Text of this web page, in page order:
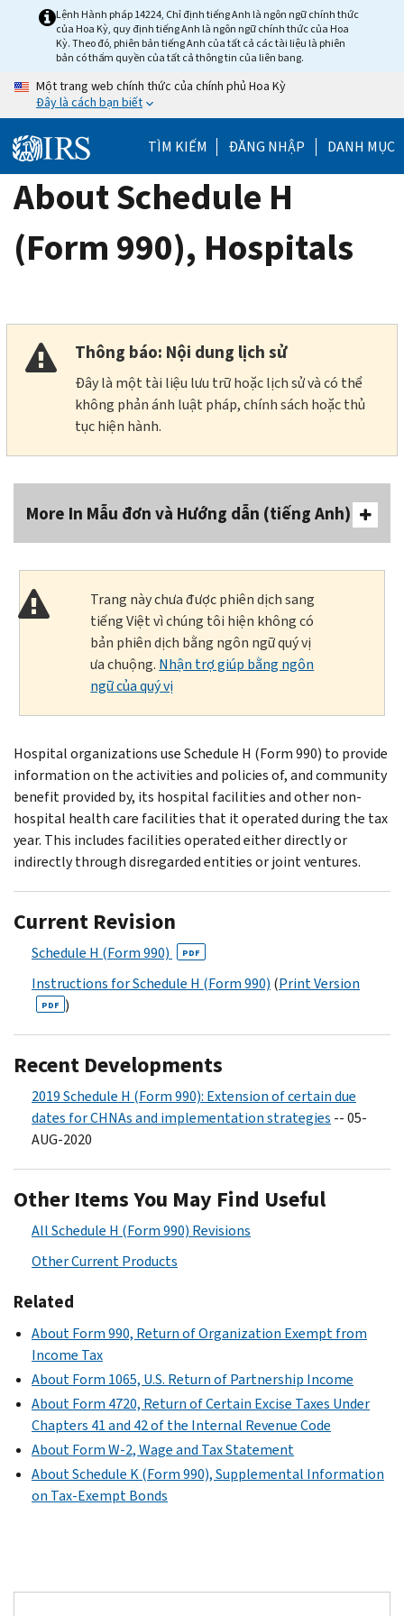
Lệnh Hành pháp 14224, Chỉ định tiếng Anh là ngôn ngữ chính thức
của Hoa Kỳ, quy định tiếng Anh là ngôn ngữ chính thức của Hoa
Kỳ. Theo đó, phiên bản tiếng Anh của tất cả các tài liệu là phiên
bản có thẩm quyền của tất cả thông tin của liên bang.
Một trang web chính thức của chính phủ Hoa Kỳ
Đây là cách bạn biết
TÌM KIẾM ĐĂNG NHẬP DANH MỤC
About Schedule H
(Form 990), Hospitals
Thông báo: Nội dung lịch sử
Đây là một tài liệu lưu trữ hoặc lịch sử và có thể
không phản ánh luật pháp, chính sách hoặc thủ
tục hiện hành.
More In Mẫu đơn và Hướng dẫn (tiếng Anh)
Trang này chưa được phiên dịch sang
tiếng Việt vì chúng tôi hiện không có
bản phiên dịch bằng ngôn ngữ quý vị
ưa chuộng. Nhận trợ giúp bằng ngôn
ngữ của quý vị
Hospital organizations use Schedule H (Form 990) to provide
information on the activities and policies of, and community
benefit provided by, its hospital facilities and other non-
hospital health care facilities that it operated during the tax
year. This includes facilities operated either directly or
indirectly through disregarded entities or joint ventures.
Current Revision
Schedule H (Form 990) PDF
Instructions for Schedule H (Form 990) (Print Version
PDF )
Recent Developments
2019 Schedule H (Form 990): Extension of certain due
dates for CHNAs and implementation strategies -- 05-
AUG-2020
Other Items You May Find Useful
All Schedule H (Form 990) Revisions
Other Current Products
Related
About Form 990, Return of Organization Exempt from
Income Tax
About Form 1065, U.S. Return of Partnership Income
About Form 4720, Return of Certain Excise Taxes Under
Chapters 41 and 42 of the Internal Revenue Code
About Form W-2, Wage and Tax Statement
About Schedule K (Form 990), Supplemental Information
on Tax-Exempt Bonds